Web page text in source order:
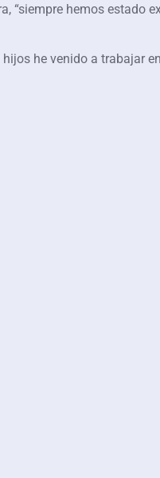
“siempre hemos estado
he venido a trabajar